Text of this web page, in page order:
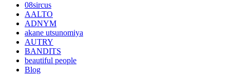
08sircus
AALTO
ADNYM
akane utsunomiya
AUTRY
BANDITS
beautiful people
Blog